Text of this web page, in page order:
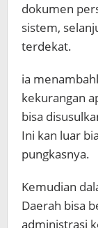
dokumen
sistem,
terdekat.
ia
kekurangan
bisa
Ini kan luar
pungkasnya.
Kemudian
Daerah bisa
administrasi